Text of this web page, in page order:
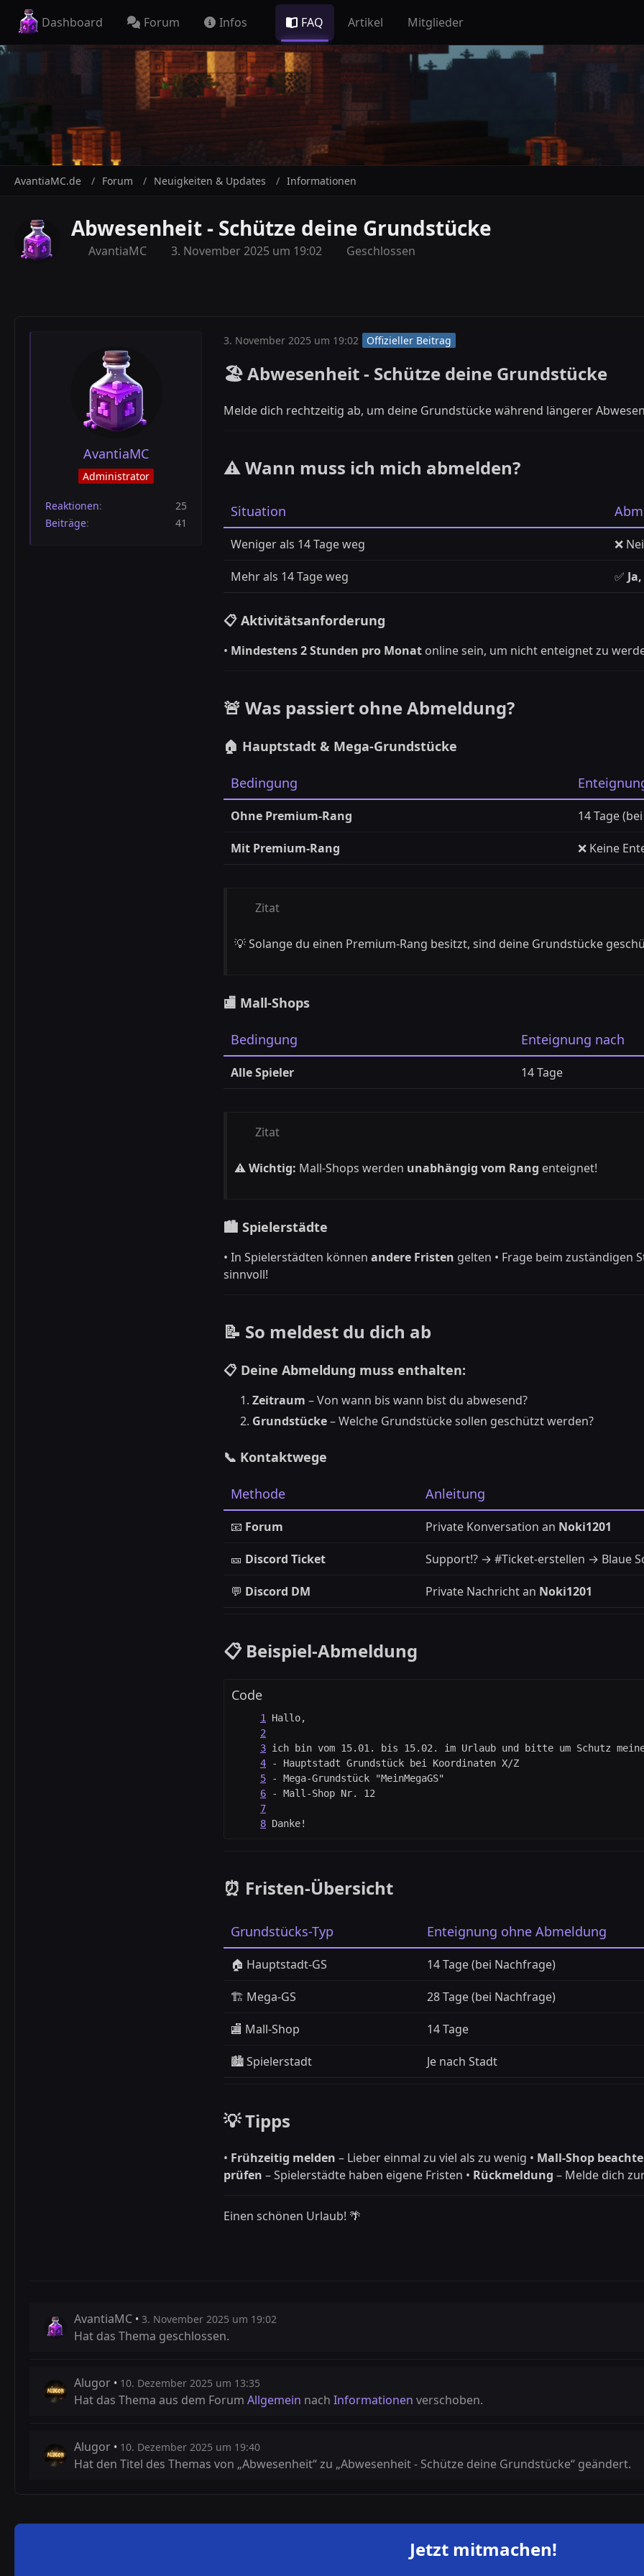
Dashboard Forum Infos FAQ Artikel Mitglieder
AvantiaMC.de Forum Neuigkeiten & Updates Informationen
Abwesenheit - Schütze deine Grundstücke
AvantiaMC 3. November 2025 um 19:02 Geschlossen
AvantiaMC
Administrator
Reaktionen
25
Beiträge
41
3. November 2025 um 19:02 Offizieller Beitrag
🏖️ Abwesenheit - Schütze deine Grundstücke
Melde dich rechtzeitig ab, um deine Grundstücke während längerer
⚠️ Wann muss ich mich abmelden?
Situation
Weniger als 14 Tage weg ❌
Mehr als 14 Tage weg ✅
📋 Aktivitätsanforderung
• Mindestens 2 Stunden pro Monat online sein, um nicht enteignet zu
🚨 Was passiert ohne Abmeldung?
🏠 Hauptstadt & Mega-Grundstücke
Bedingung
Ohne Premium-Rang 14 Tage
Mit Premium-Rang ❌ Keine
Zitat
💡 Solange du einen Premium-Rang besitzt, sind deine Grundstücke
🏬 Mall-Shops
Bedingung Enteignung nach
Alle Spieler 14 Tage
Zitat
⚠️Wichtig: Mall-Shops werden unabhängig vom Rang enteignet!
🏙️ Spielerstädte
• In Spielerstädten können andere Fristen gelten • Frage beim zuständigen
sinnvoll!
📝 So meldest du dich ab
📋 Deine Abmeldung muss enthalten:
Zeitraum – Von wann bis wann bist du abwesend?
Grundstücke– Welche Grundstücke sollen geschützt werden?
📞 Kontaktwege
Methode Anleitung
📧 Forum Private Konversation an Noki1201
🎫 Discord Ticket Support⁉️ → #Ticket-erstellen → Blaue
💬 Discord DM Private Nachricht an Noki1201
📋 Beispiel-Abmeldung
Code
Danke!
⏰ Fristen-Übersicht
Grundstücks-Typ Enteignung ohne Abmeldung
🏠 Hauptstadt-GS 14 Tage (bei Nachfrage)
🏗️ Mega-GS 28 Tage (bei Nachfrage)
🏬 Mall-Shop 14 Tage
🏙️ Spielerstadt Je nach Stadt
💡 Tipps
• Frühzeitig melden – Lieber einmal zu viel als zu wenig • Mall-Shop
prüfen – Spielerstädte haben eigene Fristen • Rückmeldung – Melde dich
Einen schönen Urlaub! 🌴
AvantiaMC 3. November 2025 um 19:02
Hat das Thema geschlossen.
Alugor 10. Dezember 2025 um 13:35
Hat das Thema aus dem Forum Allgemein nach Informationen verschoben.
Alugor 10. Dezember 2025 um 19:40
Hat den Titel des Themas von „Abwesenheit“ zu „Abwesenheit - Schütze deine Grundstücke“ geändert.
Jetzt mitmachen!